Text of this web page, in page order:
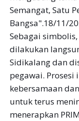
Semangat, Satu
Bangsa".18/11/
Sebagai
dilakukan
Sidikalang dan
pegawai. Prosesi
kebersamaan
untuk terus
menerapkan